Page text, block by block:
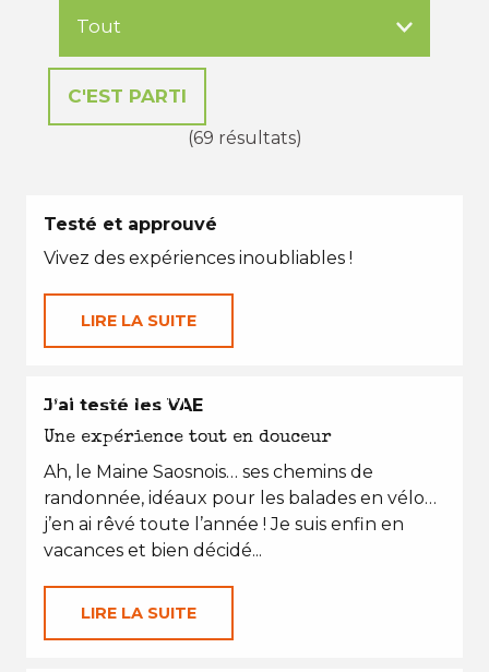
(69 résultats)
Testé et approuvé
Vivez des expériences inoubliables !
LIRE LA SUITE
EN TOUTES SAISONS
J’ai testé les VAE
Une expérience tout en douceur
Ah, le Maine Saosnois… ses chemins de
randonnée, idéaux pour les balades en vélo…
j’en ai rêvé toute l’année ! Je suis enfin en
vacances et bien décidé...
LIRE LA SUITE